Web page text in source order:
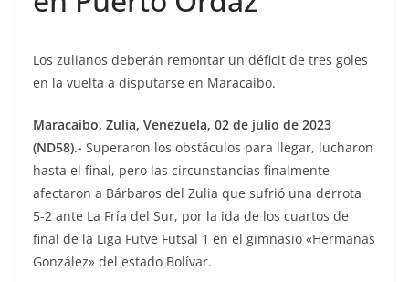
Los zulianos deberán remontar un déficit de tres goles
en la vuelta a disputarse en Maracaibo.
Maracaibo, Zulia, Venezuela, 02 de julio de 2023
(ND58).- Superaron los obstáculos para llegar, lucharon
hasta el final, pero las circunstancias finalmente
afectaron a Bárbaros del Zulia que sufrió una derrota
5-2 ante La Fría del Sur, por la ida de los cuartos de
final de la Liga Futve Futsal 1 en el gimnasio «Hermanas
González» del estado Bolívar.